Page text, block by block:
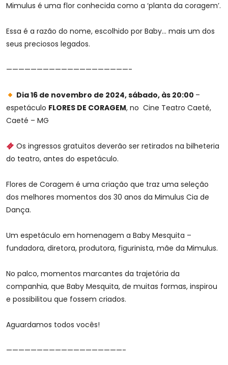
Mimulus é uma flor conhecida como a ‘planta da coragem’.
Essa é a razão do nome, escolhido por Baby… mais um dos
seus preciosos legados.
————————————————————-
Dia 16 de novembro de 2024, sábado, às 20:00 –
espetáculo FLORES DE CORAGEM, no Cine Teatro Caeté,
Caeté – MG
Os ingressos gratuitos deverão ser retirados na bilheteria
do teatro, antes do espetáculo.
Flores de Coragem é uma criação que traz uma seleção
dos melhores momentos dos 30 anos da Mimulus Cia de
Dança.
Um espetáculo em homenagem a Baby Mesquita –
fundadora, diretora, produtora, figurinista, mãe da Mimulus.
No palco, momentos marcantes da trajetória da
companhia, que Baby Mesquita, de muitas formas, inspirou
e possibilitou que fossem criados.
Aguardamos todos vocês!
———————————————————-